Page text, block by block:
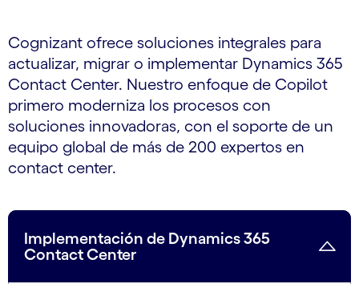
Cognizant ofrece soluciones integrales para
actualizar, migrar o implementar Dynamics 365
Contact Center. Nuestro enfoque de Copilot
primero moderniza los procesos con
soluciones innovadoras, con el soporte de un
equipo global de más de 200 expertos en
contact center.
Implementación de Dynamics 365
Contact Center